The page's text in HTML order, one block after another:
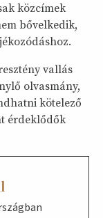
közcímek
bővelkedik,
vallás
olvasmány,
kötelező
érdeklődők